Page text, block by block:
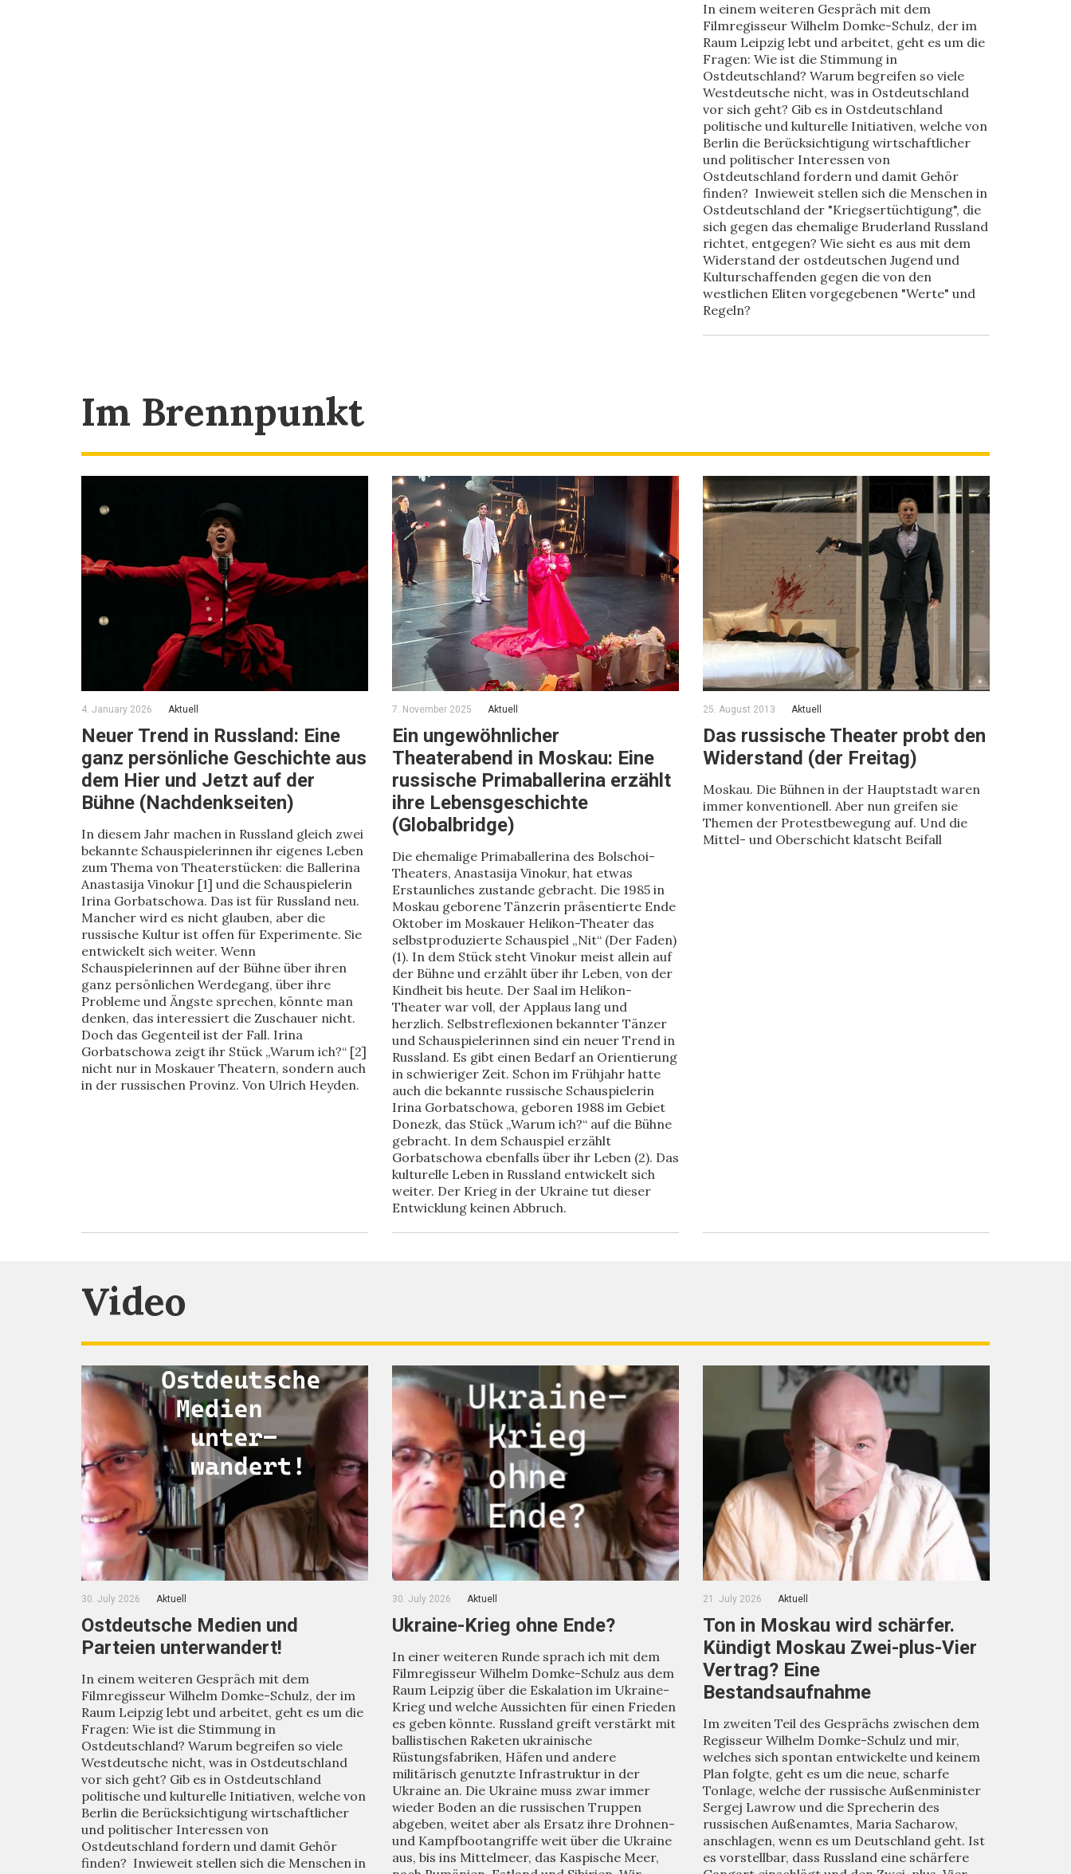
In einem weiteren Gespräch mit dem
Filmregisseur Wilhelm Domke-Schulz, der im
Raum Leipzig lebt und arbeitet, geht es um die
Fragen: Wie ist die Stimmung in
Ostdeutschland? Warum begreifen so viele
Westdeutsche nicht, was in Ostdeutschland
vor sich geht? Gib es in Ostdeutschland
politische und kulturelle Initiativen, welche von
Berlin die Berücksichtigung wirtschaftlicher
und politischer Interessen von
Ostdeutschland fordern und damit Gehör
finden? Inwieweit stellen sich die Menschen in
Ostdeutschland der "Kriegsertüchtigung", die
sich gegen das ehemalige Bruderland Russland
richtet, entgegen? Wie sieht es aus mit dem
Widerstand der ostdeutschen Jugend und
Kulturschaffenden gegen die von den
westlichen Eliten vorgegebenen "Werte" und
Regeln?
Im Brennpunkt
4. January 2026 Aktuell
Neuer Trend in Russland: Eine
ganz persönliche Geschichte aus
dem Hier und Jetzt auf der
Bühne (Nachdenkseiten)
In diesem Jahr machen in Russland gleich zwei
bekannte Schauspielerinnen ihr eigenes Leben
zum Thema von Theaterstücken: die Ballerina
Anastasija Vinokur [1] und die Schauspielerin
Irina Gorbatschowa. Das ist für Russland neu.
Mancher wird es nicht glauben, aber die
russische Kultur ist offen für Experimente. Sie
entwickelt sich weiter. Wenn
Schauspielerinnen auf der Bühne über ihren
ganz persönlichen Werdegang, über ihre
Probleme und Ängste sprechen, könnte man
denken, das interessiert die Zuschauer nicht.
Doch das Gegenteil ist der Fall. Irina
Gorbatschowa zeigt ihr Stück „Warum ich?“ [2]
nicht nur in Moskauer Theatern, sondern auch
in der russischen Provinz. Von Ulrich Heyden.
7. November 2025 Aktuell
Ein ungewöhnlicher
Theaterabend in Moskau: Eine
russische Primaballerina erzählt
ihre Lebensgeschichte
(Globalbridge)
Die ehemalige Primaballerina des Bolschoi-
Theaters, Anastasija Vinokur, hat etwas
Erstaunliches zustande gebracht. Die 1985 in
Moskau geborene Tänzerin präsentierte Ende
Oktober im Moskauer Helikon-Theater das
selbstproduzierte Schauspiel „Nit“ (Der Faden)
(1). In dem Stück steht Vinokur meist allein auf
der Bühne und erzählt über ihr Leben, von der
Kindheit bis heute. Der Saal im Helikon-
Theater war voll, der Applaus lang und
herzlich. Selbstreflexionen bekannter Tänzer
und Schauspielerinnen sind ein neuer Trend in
Russland. Es gibt einen Bedarf an Orientierung
in schwieriger Zeit. Schon im Frühjahr hatte
auch die bekannte russische Schauspielerin
Irina Gorbatschowa, geboren 1988 im Gebiet
Donezk, das Stück „Warum ich?“ auf die Bühne
gebracht. In dem Schauspiel erzählt
Gorbatschowa ebenfalls über ihr Leben (2). Das
kulturelle Leben in Russland entwickelt sich
weiter. Der Krieg in der Ukraine tut dieser
Entwicklung keinen Abbruch.
25. August 2013 Aktuell
Das russische Theater probt den
Widerstand (der Freitag)
Moskau. Die Bühnen in der Hauptstadt waren
immer konventionell. Aber nun greifen sie
Themen der Protestbewegung auf. Und die
Mittel- und Oberschicht klatscht Beifall
Video
30. July 2026 Aktuell
Ostdeutsche Medien und
Parteien unterwandert!
In einem weiteren Gespräch mit dem
Filmregisseur Wilhelm Domke-Schulz, der im
Raum Leipzig lebt und arbeitet, geht es um die
Fragen: Wie ist die Stimmung in
Ostdeutschland? Warum begreifen so viele
Westdeutsche nicht, was in Ostdeutschland
vor sich geht? Gib es in Ostdeutschland
politische und kulturelle Initiativen, welche von
Berlin die Berücksichtigung wirtschaftlicher
und politischer Interessen von
Ostdeutschland fordern und damit Gehör
finden? Inwieweit stellen sich die Menschen in
30. July 2026 Aktuell
Ukraine-Krieg ohne Ende?
In einer weiteren Runde sprach ich mit dem
Filmregisseur Wilhelm Domke-Schulz aus dem
Raum Leipzig über die Eskalation im Ukraine-
Krieg und welche Aussichten für einen Frieden
es geben könnte. Russland greift verstärkt mit
ballistischen Raketen ukrainische
Rüstungsfabriken, Häfen und andere
militärisch genutzte Infrastruktur in der
Ukraine an. Die Ukraine muss zwar immer
wieder Boden an die russischen Truppen
abgeben, weitet aber als Ersatz ihre Drohnen-
und Kampfbootangriffe weit über die Ukraine
aus, bis ins Mittelmeer, das Kaspische Meer,
21. July 2026 Aktuell
Ton in Moskau wird schärfer.
Kündigt Moskau Zwei-plus-Vier
Vertrag? Eine
Bestandsaufnahme
Im zweiten Teil des Gesprächs zwischen dem
Regisseur Wilhelm Domke-Schulz und mir,
welches sich spontan entwickelte und keinem
Plan folgte, geht es um die neue, scharfe
Tonlage, welche der russische Außenminister
Sergej Lawrow und die Sprecherin des
russischen Außenamtes, Maria Sacharow,
anschlagen, wenn es um Deutschland geht. Ist
es vorstellbar, dass Russland eine schärfere